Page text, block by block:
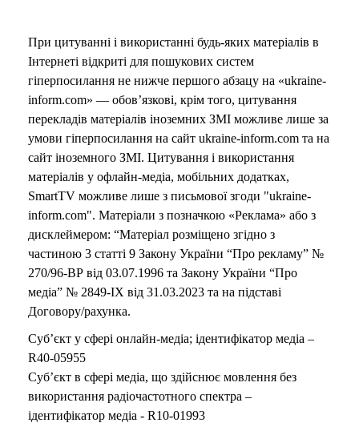
При цитуванні і використанні будь-яких матеріалів в
Інтернеті відкриті для пошукових систем
гіперпосилання не нижче першого абзацу на «ukraine-
inform.com» — обов’язкові, крім того, цитування
перекладів матеріалів іноземних ЗМІ можливе лише за
умови гіперпосилання на сайт ukraine-inform.com та на
сайт іноземного ЗМІ. Цитування і використання
матеріалів у офлайн-медіа, мобільних додатках,
SmartTV можливе лише з письмової згоди "ukraine-
inform.com". Матеріали з позначкою «Реклама» або з
дисклеймером: “Матеріал розміщено згідно з
частиною 3 статті 9 Закону України “Про рекламу” №
270/96-ВР від 03.07.1996 та Закону України “Про
медіа” № 2849-IX від 31.03.2023 та на підставі
Договору/рахунка.
Суб’єкт у сфері онлайн-медіа; ідентифікатор медіа –
R40-05955
Суб’єкт в сфері медіа, що здійснює мовлення без
використання радіочастотного спектра –
ідентифікатор медіа - R10-01993